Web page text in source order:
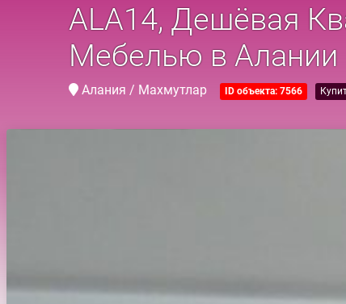
ALA14, Дешёвая
Мебелью в Алании
Алания / Махмутлар ID объекта: 7566